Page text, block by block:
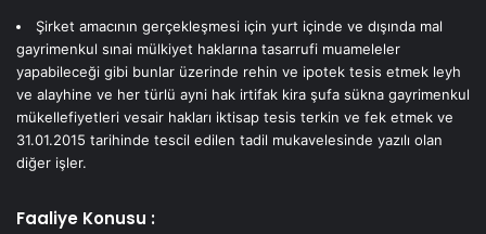
Şirket amacının gerçekleşmesi için yurt içinde ve dışında mal
gayrimenkul sınai mülkiyet haklarına tasarrufi muameleler
yapabileceği gibi bunlar üzerinde rehin ve ipotek tesis etmek leyh
ve alayhine ve her türlü ayni hak irtifak kira şufa sükna gayrimenkul
mükellefiyetleri vesair hakları iktisap tesis terkin ve fek etmek ve
31.01.2015 tarihinde tescil edilen tadil mukavelesinde yazılı olan
diğer işler.
Faaliye Konusu :